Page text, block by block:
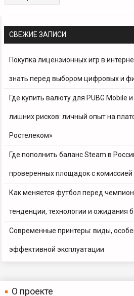
СВЕЖИЕ ЗАПИСИ
Покупка лицензионных игр в
знать перед выбором цифровых и
Где купить валюту для PUBG Mobile
лишних рисков: личный опыт на
Ростелеком»
Где пополнить баланс Steam в
проверенных площадок с комиссией
Как меняется футбол перед
тенденции, технологии и ожидания
Современные принтеры: виды,
эффективной эксплуатации
О проекте